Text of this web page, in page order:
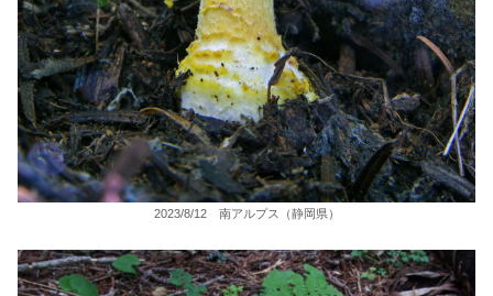
2023/8/12 南アルプス（静岡県）